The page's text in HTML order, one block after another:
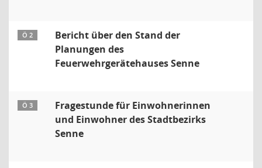
Ö 2
Bericht über den Stand der
Planungen des
Feuerwehrgerätehauses Senne
Ö 3
Fragestunde für Einwohnerinnen
und Einwohner des Stadtbezirks
Senne